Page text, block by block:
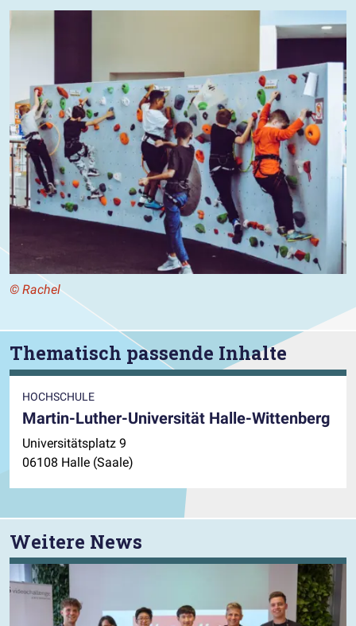
© Rachel
Thematisch passende Inhalte
HOCHSCHULE
Martin-Luther-Universität Halle-Wittenberg
Universitätsplatz 9
06108 Halle (Saale)
Weitere News